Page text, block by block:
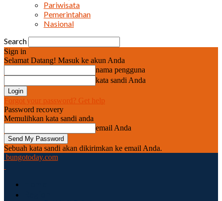
Pariwisata
Pemerintahan
Nasional
Search
Sign in
Selamat Datang! Masuk ke akun Anda
nama pengguna
kata sandi Anda
Forgot your password? Get help
Password recovery
Memulihkan kata sandi anda
email Anda
Sebuah kata sandi akan dikirimkan ke email Anda.
bungotoday.com